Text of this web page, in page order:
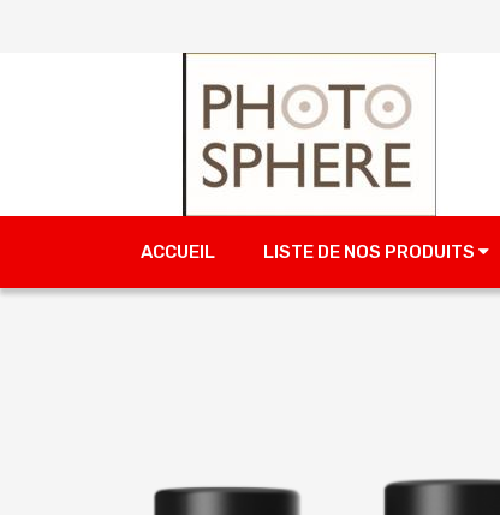
ACCUEIL LISTE DE NOS PRODUITS